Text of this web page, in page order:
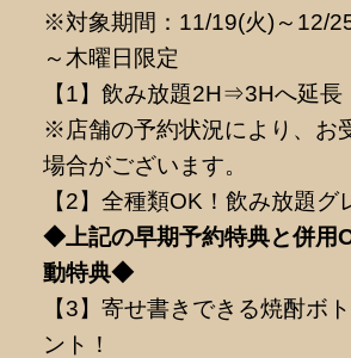
※対象期間：11/19(火)～12/
～木曜日限定
【1】飲み放題2H⇒3Hへ延長
※店舗の予約状況により、お
場合がございます。
【2】全種類OK！飲み放題グ
◆上記の早期予約特典と併用
動特典◆
【3】寄せ書きできる焼酎ボ
ント！